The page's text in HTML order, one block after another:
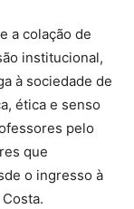
a colação de
institucional,
à sociedade de
ética e senso
pelo
que
o ingresso à